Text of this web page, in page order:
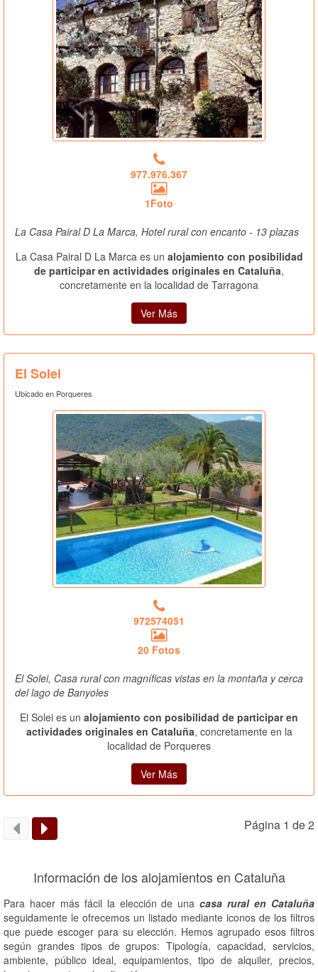
977.976.367
1Foto
La Casa Pairal D La Marca, Hotel rural con encanto - 13 plazas
La Casa Pairal D La Marca es un alojamiento con posibilidad
de participar en actividades originales en Cataluña,
concretamente en la localidad de Tarragona
Ver Más
El Solei
Ubicado en Porqueres
972574051
20 Fotos
El Solei, Casa rural con magníficas vistas en la montaña y cerca
del lago de Banyoles
El Solei es un alojamiento con posibilidad de participar en
actividades originales en Cataluña, concretamente en la
localidad de Porqueres
Ver Más
Página 1 de 2
Información de los alojamientos en Cataluña
Para hacer más fácil la elección de unacasa rural en Cataluña
seguidamente le ofrecemos un listado mediante iconos de los filtros
que puede escoger para su elección. Hemos agrupado esos filtros
según grandes tipos de grupos: Tipología, capacidad, servicios,
ambiente, público ideal, equipamientos, tipo de alquiler, precios,